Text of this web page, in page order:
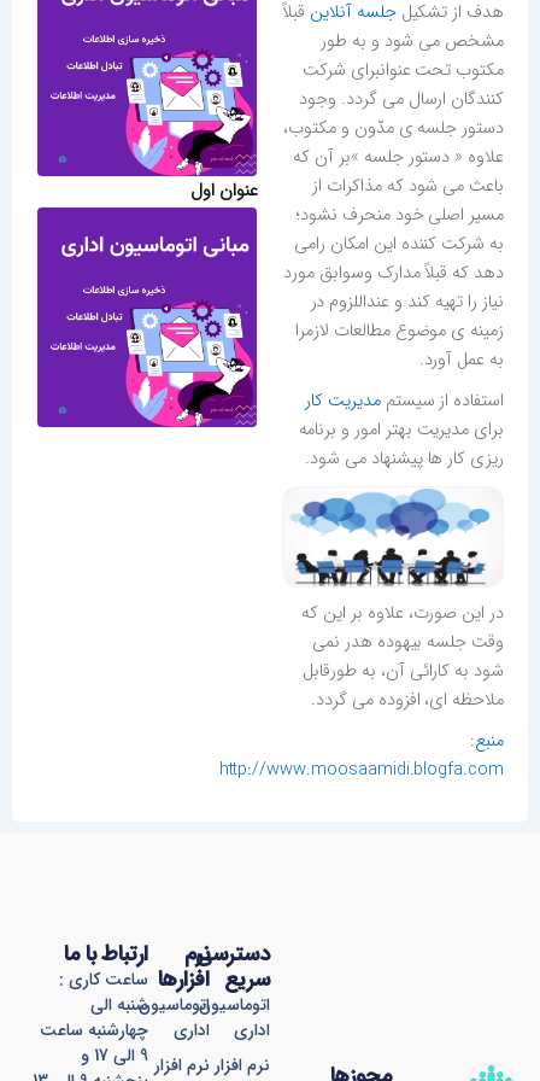
هدف از تشکيل جلسه آنلاین قبلاً
مشخص می شود و به طور
مکتوب تحت عنوانبرای شرکت
کنندگان ارسال می گردد. وجود
دستور جلسه ی مدّون و مکتوب،
علاوه « دستور جلسه »بر آن که
باعث می شود که مذاکرات از
مسير اصلی خود منحرف نشود؛
به شرکت کننده اين امکان رامی
دهد که قبلاً مدارک وسوابق مورد
نياز را تهيه کند و عنداللزوم در
زمينه ی موضوع مطالعات لازمرا
به عمل آورد.
استفاده از سیستم مدیریت کار
برای مدیریت بهتر امور و برنامه
ریزی کار ها پیشنهاد می شود.
در اين صورت، علاوه بر اين که
وقت جلسه بيهوده هدر نمی
شود به کارائی آن، به طورقابل
ملاحظه ای، افزوده می گردد.
منبع:
http://www.moosaamidi.blogfa.com
عنوان اول
نرم
افزارها
اتوماسیون
اداری
نرم افزار
دسترسی
سریع
اتوماسیون
اداری
نرم افزار
ارتباط با ما
ساعت کاری :
شنبه الی
چهارشنبه ساعت
9 الی 17 و